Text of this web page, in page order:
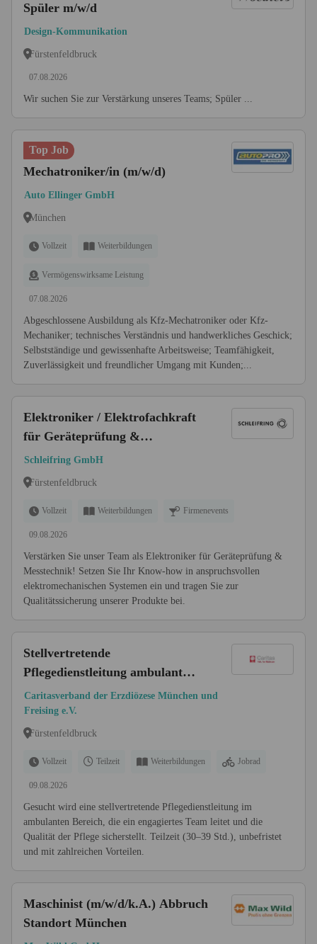
Spüler m/w/d
Design-Kommunikation
Fürstenfeldbruck
07.08.2026
Wir suchen Sie zur Verstärkung unseres Teams; Spüler ...
Top Job
Mechatroniker/in (m/w/d)
Auto Ellinger GmbH
München
Vollzeit Weiterbildungen
Vermögenswirksame Leistung
07.08.2026
Abgeschlossene Ausbildung als Kfz-Mechatroniker oder Kfz-
Mechaniker; technisches Verständnis und handwerkliches Geschick;
Selbstständige und gewissenhafte Arbeitsweise; Teamfähigkeit,
Zuverlässigkeit und freundlicher Umgang mit Kunden;...
Elektroniker / Elektrofachkraft
für Geräteprüfung &
Messtechnik (m/w/d)
Schleifring GmbH
Fürstenfeldbruck
Vollzeit Weiterbildungen Firmenevents
09.08.2026
Verstärken Sie unser Team als Elektroniker für Geräteprüfung &
Messtechnik! Setzen Sie Ihr Know-how in anspruchsvollen
elektromechanischen Systemen ein und tragen Sie zur
Qualitätssicherung unserer Produkte bei.
Stellvertretende
Pflegedienstleitung ambulant
(m/w/d)
Caritasverband der Erzdiözese München und
Freising e.V.
Fürstenfeldbruck
Vollzeit Teilzeit Weiterbildungen Jobrad
09.08.2026
Gesucht wird eine stellvertretende Pflegedienstleitung im
ambulanten Bereich, die ein engagiertes Team leitet und die
Qualität der Pflege sicherstellt. Teilzeit (30–39 Std.), unbefristet
und mit zahlreichen Vorteilen.
Maschinist (m/w/d/k.A.) Abbruch
Standort München